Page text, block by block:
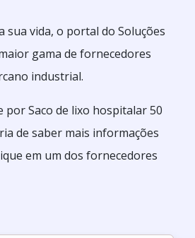
sua vida, o portal do Soluções
gama de fornecedores
industrial.
por Saco de lixo hospitalar 50
de saber mais informações
em um dos fornecedores